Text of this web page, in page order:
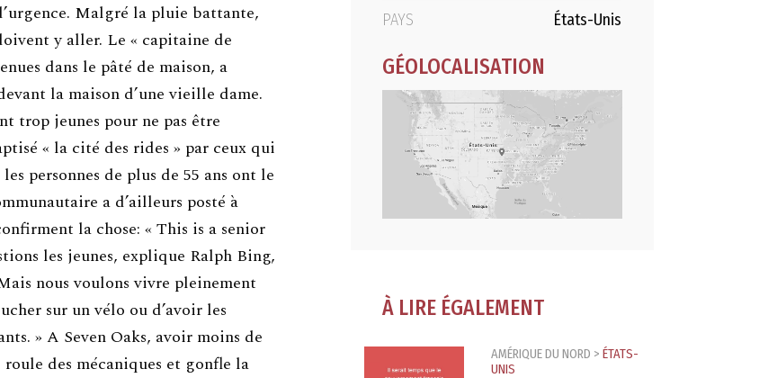
Malgré la pluie battante,
y aller. Le « capitaine de
dans le pâté de maison, a
la maison d’une vieille dame.
trop jeunes pour ne pas être
« la cité des rides » par ceux qui
personnes de plus de 55 ans ont le
a d’ailleurs posté à
la chose: « This is a senior
les jeunes, explique Ralph Bing,
nous voulons vivre pleinement
sur un vélo ou d’avoir les
» A Seven Oaks, avoir moins de
des mécaniques et gonfle la
PAYS États-Unis
GÉOLOCALISATION
À LIRE ÉGALEMENT
AMÉRIQUE DU NORD > ÉTATS-
UNIS